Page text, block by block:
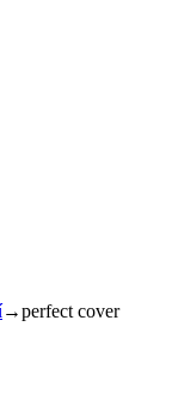
→perfect cover